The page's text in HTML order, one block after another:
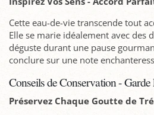
Cette eau-de-vie transcende tout
Elle se marie idéalement avec des
déguste durant une pause
conclure sur une note
Conseils de Conservation - Garde
Préservez Chaque Goutte de